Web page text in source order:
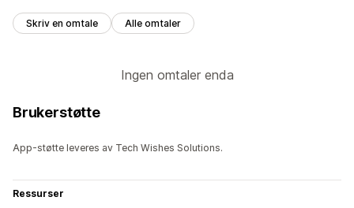
Skriv en omtale Alle omtaler
Ingen omtaler enda
Brukerstøtte
App-støtte leveres av Tech Wishes Solutions.
Ressurser